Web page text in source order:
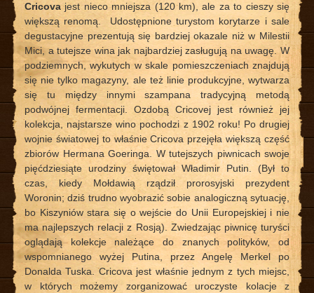
Cricovajest nieco mniejsza (120 km), ale za to cieszy się
większą renomą. Udostępnione turystom korytarze i sale
degustacyjne prezentują się bardziej okazale niż w Milestii
Mici, a tutejsze wina jak najbardziej zasługują na uwagę. W
podziemnych, wykutych w skale pomieszczeniach znajdują
się nie tylko magazyny, ale też linie produkcyjne, wytwarza
się tu między innymi szampana tradycyjną metodą
podwójnej fermentacji. Ozdobą Cricovej jest również jej
kolekcja, najstarsze wino pochodzi z 1902 roku! Po drugiej
wojnie światowej to właśnie Cricova przejęła większą część
zbiorów Hermana Goeringa. W tutejszych piwnicach swoje
pięćdziesiąte urodziny świętował Władimir Putin. (Był to
czas, kiedy Mołdawią rządził prorosyjski prezydent
Woronin; dziś trudno wyobrazić sobie analogiczną sytuację,
bo Kiszyniów stara się o wejście do Unii Europejskiej i nie
ma najlepszych relacji z Rosją). Zwiedzając piwnicę turyści
oglądają kolekcje należące do znanych polityków, od
wspomnianego wyżej Putina, przez Angelę Merkel po
Donalda Tuska. Cricova jest właśnie jednym z tych miejsc,
w których możemy zorganizować uroczyste kolacje z